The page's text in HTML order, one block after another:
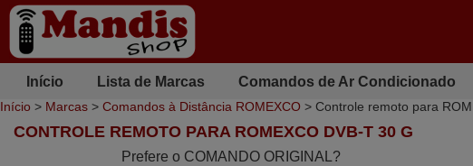
Início Lista de Marcas Comandos de Ar Condicionado
Início > Marcas > Comandos à Distância ROMEXCO > Controle remoto para
CONTROLE REMOTO PARA ROMEXCO DVB-T 30 G
Prefere o COMANDO ORIGINAL?